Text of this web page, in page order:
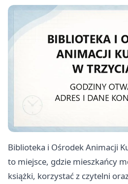
Biblioteka i Ośrodek Animacji
to miejsce, gdzie mieszkańcy
książki, korzystać z czytelni